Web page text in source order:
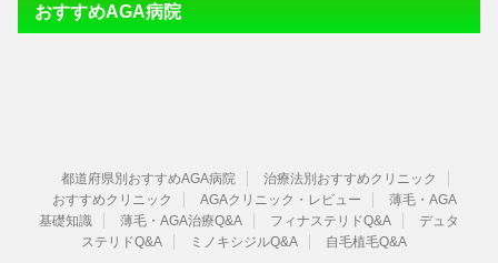
おすすめAGA病院
都道府県別おすすめAGA病院
治療法別おすすめクリニック
おすすめクリニック
AGAクリニック・レビュー
薄毛・AGA
基礎知識
薄毛・AGA治療Q&A フィナステリドQ&A
デュタ
ステリドQ&A
ミノキシジルQ&A 自毛植毛Q&A